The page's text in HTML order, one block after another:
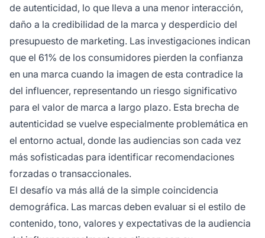
de autenticidad, lo que lleva a una menor interacción,
daño a la credibilidad de la marca y desperdicio del
presupuesto de marketing. Las investigaciones indican
que el 61% de los consumidores pierden la confianza
en una marca cuando la imagen de esta contradice la
del influencer, representando un riesgo significativo
para el valor de marca a largo plazo. Esta brecha de
autenticidad se vuelve especialmente problemática en
el entorno actual, donde las audiencias son cada vez
más sofisticadas para identificar recomendaciones
forzadas o transaccionales.
El desafío va más allá de la simple coincidencia
demográfica. Las marcas deben evaluar si el estilo de
contenido, tono, valores y expectativas de la audiencia